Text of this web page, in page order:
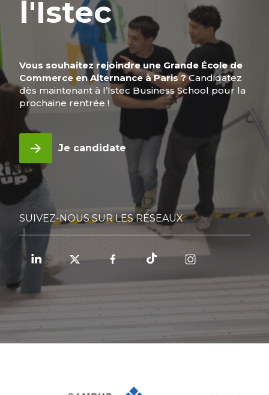
l'Istec
Vous souhaitez rejoindre une Grande École de
Commerce en Alternance à Paris ?Candidatez
dès maintenant à l’Istec Business School pour la
prochaine rentrée !
Je candidate
SUIVEZ-NOUS SUR LES RÉSEAUX